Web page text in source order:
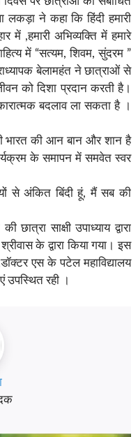
लकड़ा ने कहा कि हिंदी हमारी
में ,हमारी अभिव्यक्ति में हमारे
में “सत्यम, शिवम, सुंदरम ”
बेलामहंत ने छात्राओं से
को दिशा प्रदान करती है।
बदलाव ला सकता है ।
भारत की आन बान और शान है
के समापन में समवेत स्वर
से अंकित बिंदी हूं, मैं सब की
साक्षी उपाध्याय द्वारा
के द्वारा किया गया। इस
एस के पटेल महाविद्यालय
उपस्थित रही ।